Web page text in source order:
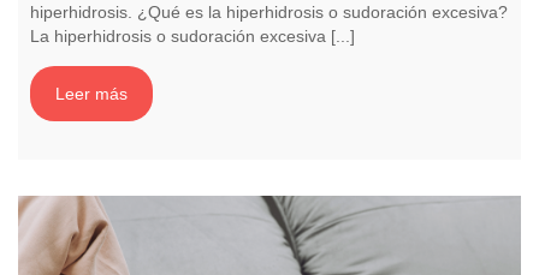
hiperhidrosis. ¿Qué es la hiperhidrosis o sudoración excesiva?
La hiperhidrosis o sudoración excesiva [...]
Leer más